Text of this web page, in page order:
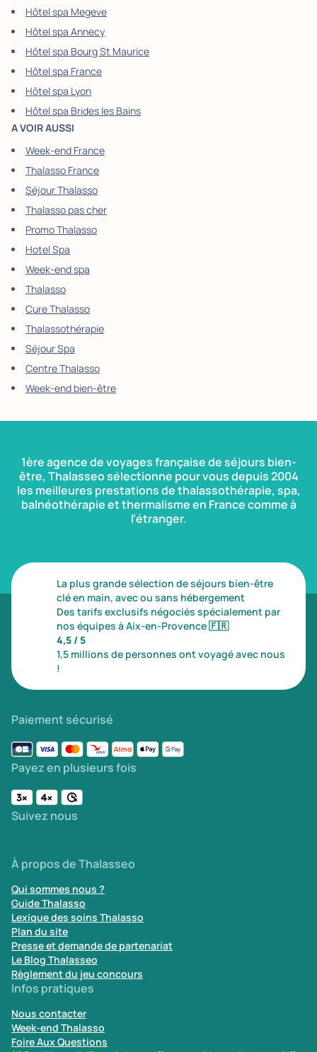
Hôtel spa Megeve
Hôtel spa Annecy
Hôtel spa Bourg St Maurice
Hôtel spa France
Hôtel spa Lyon
Hôtel spa Brides les Bains
A VOIR AUSSI
Week-end France
Thalasso France
Séjour Thalasso
Thalasso pas cher
Promo Thalasso
Hotel Spa
Week-end spa
Thalasso
Cure Thalasso
Thalassothérapie
Séjour Spa
Centre Thalasso
Week-end bien-être
1ère agence de voyages française de séjours bien-
être, Thalasseo sélectionne pour vous depuis 2004
les meilleures prestations de thalassothérapie, spa,
balnéothérapie et thermalisme en France comme à
l’étranger.
La plus grande sélection de séjours bien-être
clé en main, avec ou sans hébergement
Des tarifs exclusifs négociés spécialement par
nos équipes à Aix-en-Provence🇫🇷
4,5 / 5
1,5 millions de personnes ont voyagé avec nous
!
Paiement sécurisé
Payez en plusieurs fois
Suivez nous
À propos de Thalasseo
Qui sommes nous ?
Guide Thalasso
Lexique des soins Thalasso
Plan du site
Presse et demande de partenariat
Le Blog Thalasseo
Règlement du jeu concours
Infos pratiques
Nous contacter
Week-end Thalasso
Foire Aux Questions